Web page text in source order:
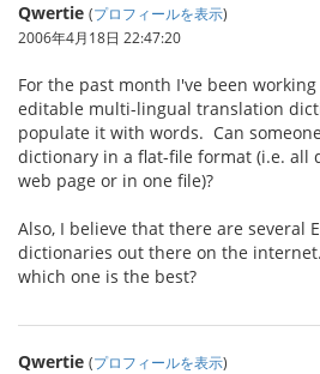
Qwertie (プロフィールを表示)
2006年4月18日 22:47:20
For the past month I've been
editable multi-lingual translation
populate it with words. Can
dictionary in a flat-file format (i.e. all
web page or in one file)?
Also, I believe that there are several
dictionaries out there on the
which one is the best?
Qwertie (プロフィールを表示)